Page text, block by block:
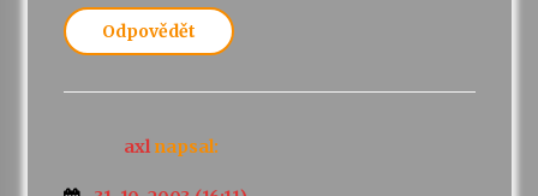
Odpovědět
axl napsal: